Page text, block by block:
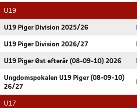
U19
U19 Piger Division 2025/26
U19 Piger Division 2026/27
U19 Piger Øst efterår (08-09-10) 2026
Ungdomspokalen U19 Piger (08-09-10)
26/27
U17